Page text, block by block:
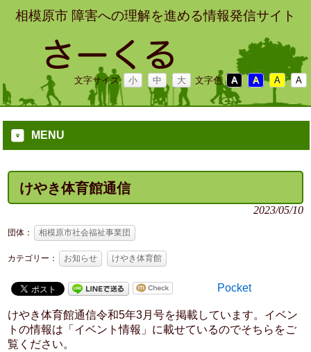
相模原市 障害への理解を進める情報発信サイト
文字サイズ 小 中 大 文字色 A A A A
MENU
けやき体育館通信
2023/05/10
団体： 相模原市社会福祉事業団
カテゴリー： お知らせ けやき体育館
Pocket
けやき体育館通信令和5年3月号を掲載しています。イベン
トの情報は「イベント情報」に載せているのでそちらをご
覧ください。